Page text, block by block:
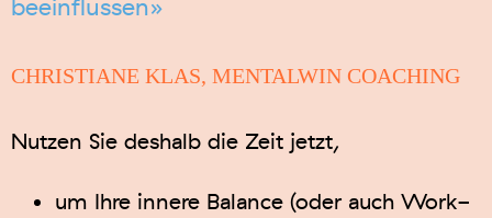
beeinflussen»
CHRISTIANE KLAS, MENTALWIN COACHING
Nutzen Sie deshalb die Zeit jetzt,
um Ihre innere Balance (oder auch Work-